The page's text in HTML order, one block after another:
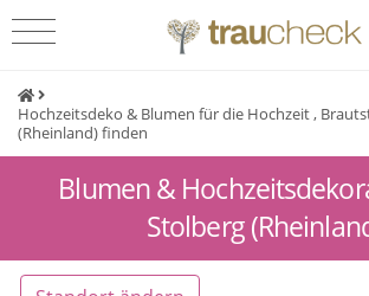
Hochzeitsdeko & Blumen für die Hochzeit ,
(Rheinland) finden
Blumen &
Stolberg